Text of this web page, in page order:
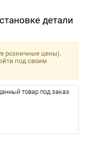
детали
розничные цены).
под своим
товар под заказ.